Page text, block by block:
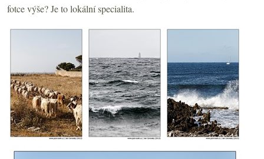
fotce výše? Je to lokální specialita.